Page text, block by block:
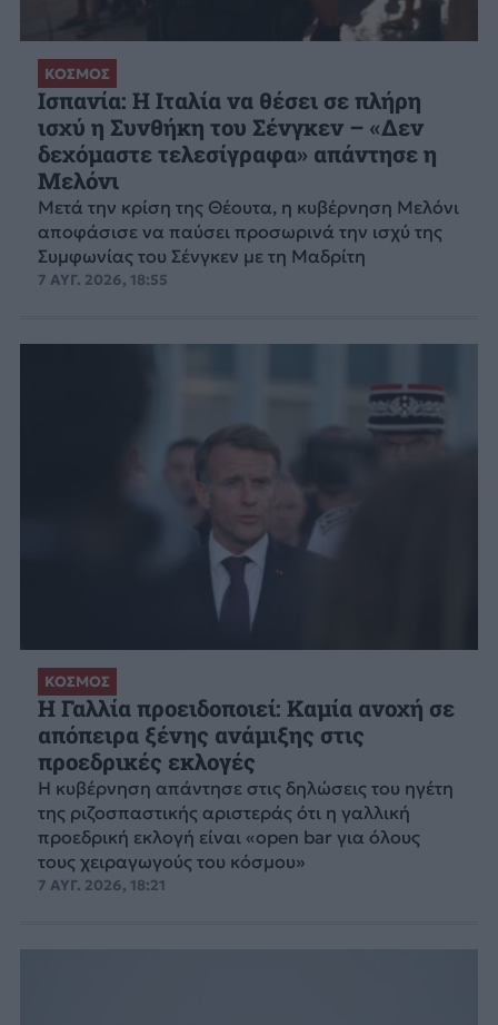
ΚΟΣΜΟΣ
Ισπανία: Η Ιταλία να θέσει σε πλήρη
ισχύ η Συνθήκη του Σένγκεν – «Δεν
δεχόμαστε τελεσίγραφα» απάντησε η
Μελόνι
Μετά την κρίση της Θέουτα, η κυβέρνηση Μελόνι
αποφάσισε να παύσει προσωρινά την ισχύ της
Συμφωνίας του Σένγκεν με τη Μαδρίτη
7 ΑΥΓ. 2026, 18:55
ΚΟΣΜΟΣ
Η Γαλλία προειδοποιεί: Καμία ανοχή σε
απόπειρα ξένης ανάμιξης στις
προεδρικές εκλογές
Η κυβέρνηση απάντησε στις δηλώσεις του ηγέτη
της ριζοσπαστικής αριστεράς ότι η γαλλική
προεδρική εκλογή είναι «open bar για όλους
τους χειραγωγούς του κόσμου»
7 ΑΥΓ. 2026, 18:21